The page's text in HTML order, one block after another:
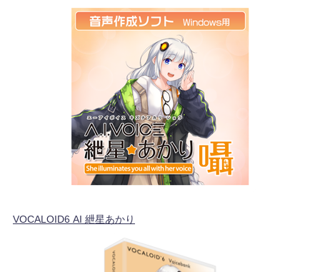
VOCALOID6 AI 紲星あかり